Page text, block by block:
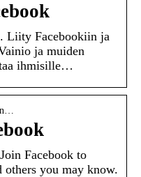
Liity Facebookiin ja
ja muiden
ihmisille…
Facebook to
you may know.